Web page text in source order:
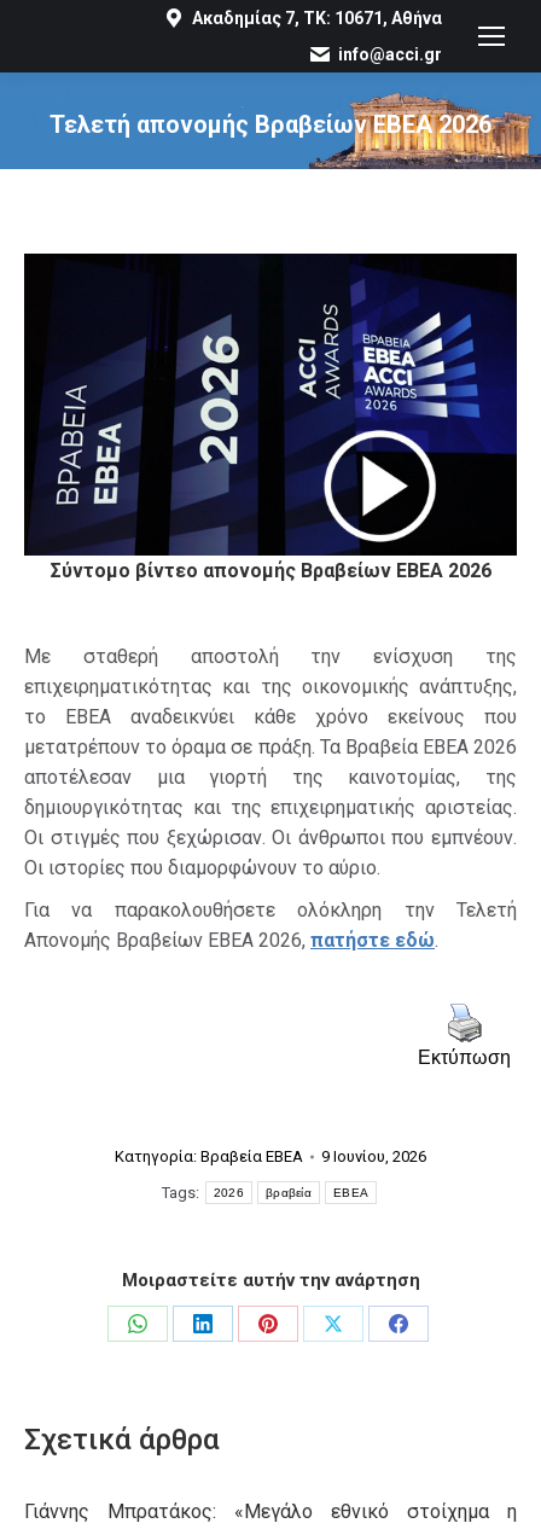
Ακαδημίας 7, ΤΚ: 10671, Αθήνα
info@acci.gr
Τελετή απονομής Βραβείων ΕΒΕΑ 2026
You are here:
Σύντομο βίντεο απονομής Βραβείων ΕΒΕΑ 2026
Με σταθερή αποστολή την ενίσχυση της
επιχειρηματικότητας και της οικονομικής ανάπτυξης,
το ΕΒΕΑ αναδεικνύει κάθε χρόνο εκείνους που
μετατρέπουν το όραμα σε πράξη. Τα Βραβεία ΕΒΕΑ 2026
αποτέλεσαν μια γιορτή της καινοτομίας, της
δημιουργικότητας και της επιχειρηματικής αριστείας.
Οι στιγμές που ξεχώρισαν. Οι άνθρωποι που εμπνέουν.
Οι ιστορίες που διαμορφώνουν το αύριο.
Για να παρακολουθήσετε ολόκληρη την Τελετή
Απονομής Βραβείων ΕΒΕΑ 2026, πατήστε εδώ.
Εκτύπωση
Κατηγορία: Βραβεία ΕΒΕΑ
9 Ιουνίου, 2026
Tags:
2026 βραβεία ΕΒΕΑ
Μοιραστείτε αυτήν την ανάρτηση
Share
Share
Share
Share
Share
Σχετικά άρθρα
Γιάννης Μπρατάκος: «Μεγάλο εθνικό στοίχημα η